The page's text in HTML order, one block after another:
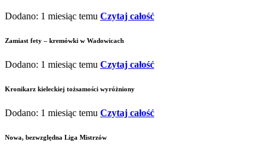
Dodano: 1 miesiąc temu Czytaj całość
Zamiast fety – kremówki w Wadowicach
Dodano: 1 miesiąc temu Czytaj całość
Kronikarz kieleckiej tożsamości wyróżniony
Dodano: 1 miesiąc temu Czytaj całość
Nowa, bezwzględna Liga Mistrzów